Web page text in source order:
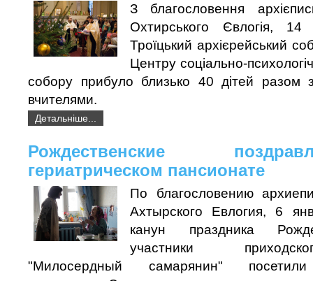
З благословення
Охтирського Євлогія,
Троїцький архієрейський
Центру соціально-
собору прибуло близько 40 дітей разом
вчителями.
Детальніше...
Рождественские
гериатрическом пансионате
По благословению
Ахтырского Евлогия, 6
канун праздника
участники
"Милосердный самарянин" посетили